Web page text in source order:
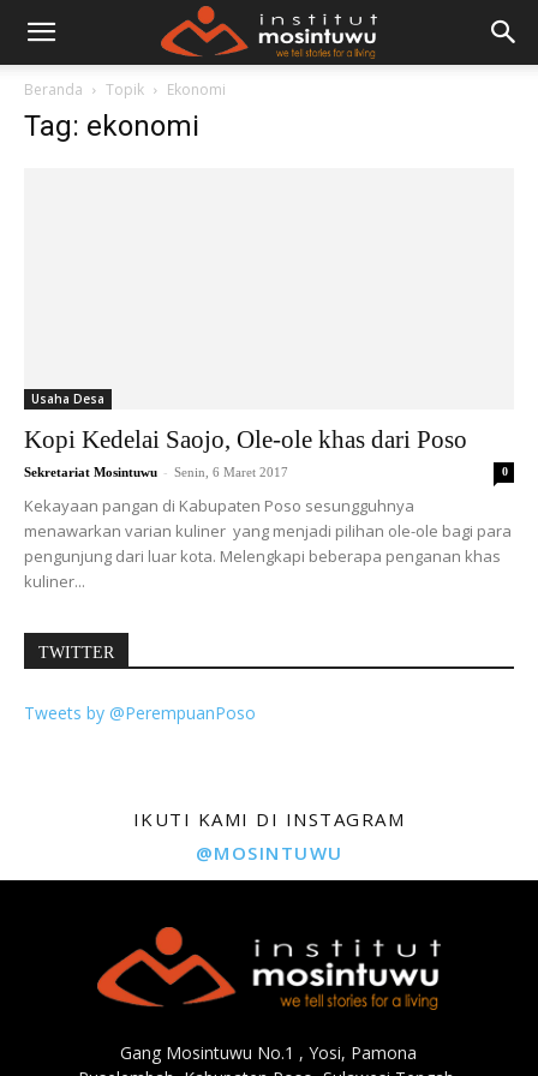
Beranda Topik Ekonomi
Tag: ekonomi
Usaha Desa
Kopi Kedelai Saojo, Ole-ole khas dari Poso
Sekretariat Mosintuwu - Senin, 6 Maret 2017 0
Kekayaan pangan di Kabupaten Poso sesungguhnya
menawarkan varian kuliner yang menjadi pilihan ole-ole bagi para
pengunjung dari luar kota. Melengkapi beberapa penganan khas
kuliner...
TWITTER
Tweets by @PerempuanPoso
IKUTI KAMI DI INSTAGRAM
@MOSINTUWU
Gang Mosintuwu No.1 , Yosi, Pamona